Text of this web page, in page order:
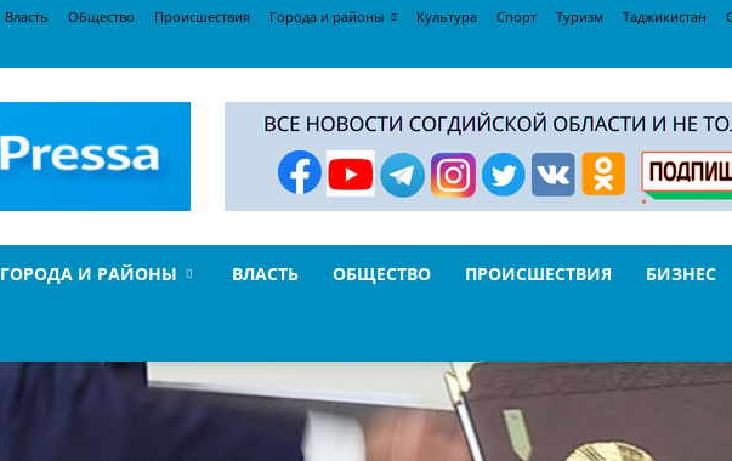
Власть Общество Происшествия Города и районы Культура Спорт Туризм Таджикистан
ГОРОДА И РАЙОНЫ ВЛАСТЬ ОБЩЕСТВО ПРОИСШЕСТВИЯ БИЗНЕС